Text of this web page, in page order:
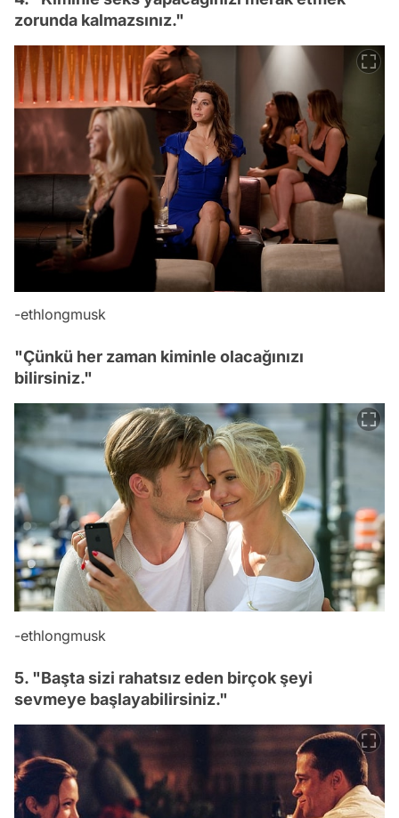
zorunda kalmazsınız."
-ethlongmusk
"Çünkü her zaman kiminle olacağınızı
bilirsiniz."
-ethlongmusk
5. "Başta sizi rahatsız eden birçok şeyi
sevmeye başlayabilirsiniz."